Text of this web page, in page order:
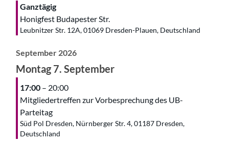
Ganztägig
Honigfest Budapester Str.
Leubnitzer Str. 12A, 01069 Dresden-Plauen, Deutschland
September 2026
Montag7. September
17:00 – 20:00
Mitgliedertreffen zur Vorbesprechung des UB-
Parteitag
Süd Pol Dresden, Nürnberger Str. 4, 01187 Dresden,
Deutschland